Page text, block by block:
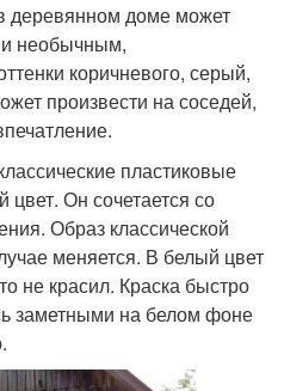
деревянном доме может
и необычным,
коричневого, серый,
произвести на соседей,
пластиковые
цвет. Он сочетается со
Образ классической
меняется. В белый цвет
не красил. Краска быстро
заметными на белом фоне